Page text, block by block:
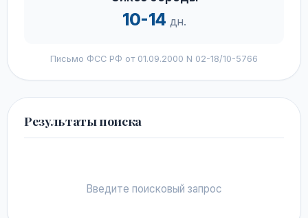
10-14 дн.
Письмо ФСС РФ от 01.09.2000 N 02-18/10-5766
Результаты поиска
Введите поисковый запрос